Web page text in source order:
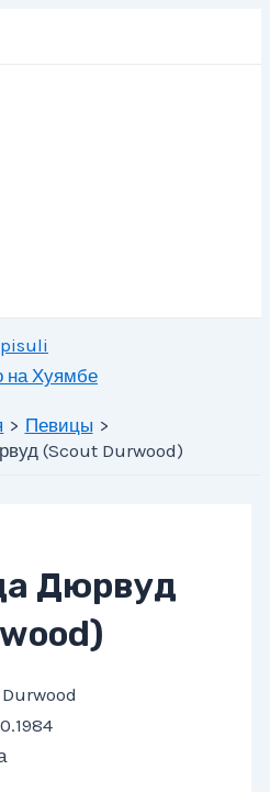
pisuli
на Хуямбе
Певицы
(Scout Durwood)
Дюрвуд